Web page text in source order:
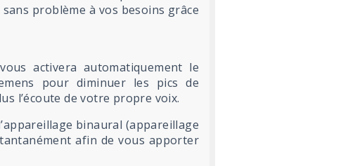
problème à vos besoins grâce
activera automatiquement le
pour diminuer les pics de
l’écoute de votre propre voix.
binaural (appareillage
afin de vous apporter